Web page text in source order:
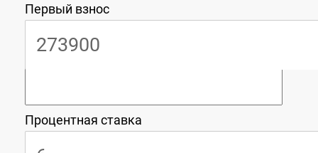
Первый взнос
Процентная ставка